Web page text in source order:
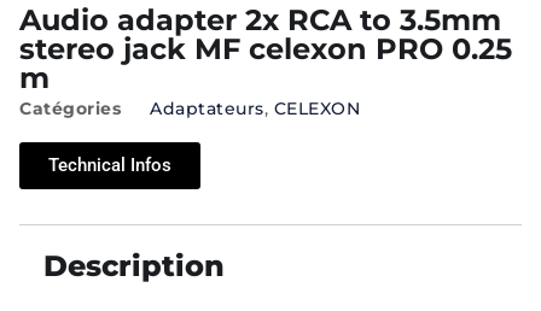
Audio adapter 2x RCA to 3.5mm
stereo jack MF celexon PRO 0.25
m
Catégories Adaptateurs, CELEXON
Technical Infos
Description